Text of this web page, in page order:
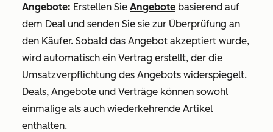
Angebote: Erstellen Sie Angebote basierend auf
dem Deal und senden Sie sie zur Überprüfung an
den Käufer. Sobald das Angebot akzeptiert wurde,
wird automatisch ein Vertrag erstellt, der die
Umsatzverpflichtung des Angebots widerspiegelt.
Deals, Angebote und Verträge können sowohl
einmalige als auch wiederkehrende Artikel
enthalten.